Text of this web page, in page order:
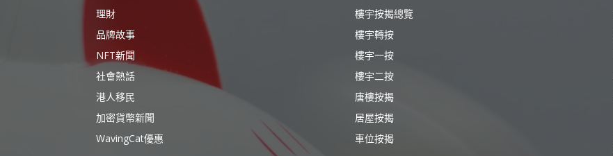
理財
品牌故事
NFT新聞
社會熱話
港人移民
加密貨幣新聞
WavingCat優惠
樓宇按揭總覽
樓宇轉按
樓宇一按
樓宇二按
唐樓按揭
居屋按揭
車位按揭